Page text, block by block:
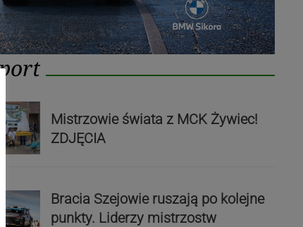
Mistrzowie świata z MCK Żywiec!
ZDJĘCIA
Bracia Szejowie ruszają po kolejne
punkty. Liderzy mistrzostw